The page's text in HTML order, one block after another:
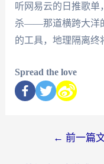
听网易云的日推歌单
杀——那道横跨大洋
的工具，地理隔离终
Spread the love
← 前一篇